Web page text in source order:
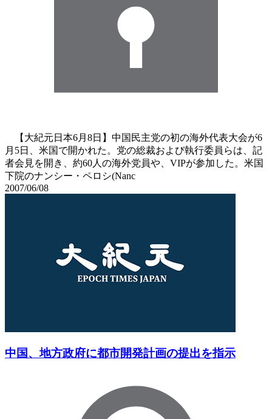
【大紀元日本6月8日】中国民主党の初の海外代表大会が6
月5日、米国で開かれた。党の総裁および執行委員らは、記
者会見を開き、約60人の海外党員や、VIPが参加した。米国
下院のナンシー・ペロシ(Nanc
2007/06/08
中国、地方政府に都市開発計画の提出を指示